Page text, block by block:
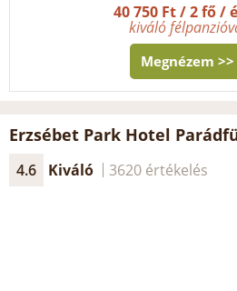
40 750 Ft / 2 fő /
kiváló
Megnézem >>
Erzsébet Park Hotel
4.6 Kiváló 3620 értékelés